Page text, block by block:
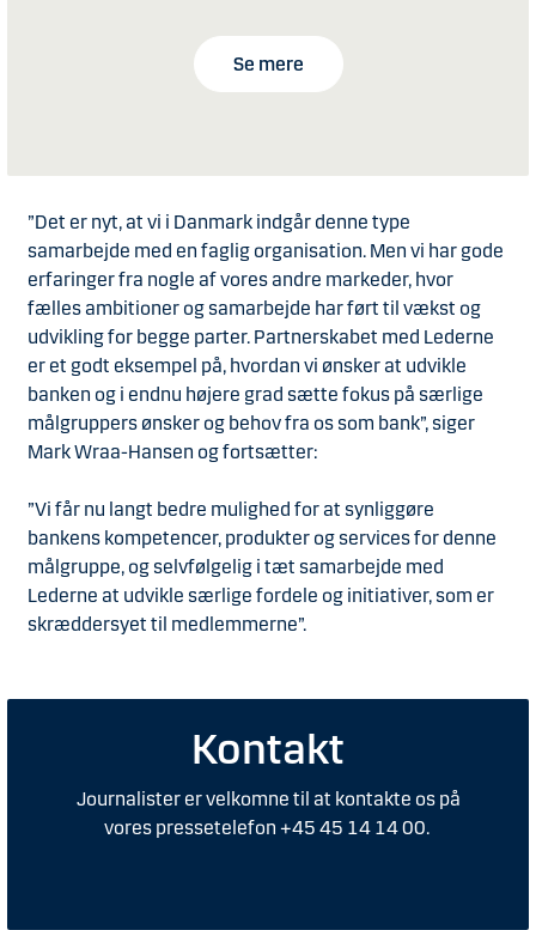
Se mere
”Det er nyt, at vi i Danmark indgår denne type
samarbejde med en faglig organisation. Men vi har gode
erfaringer fra nogle af vores andre markeder, hvor
fælles ambitioner og samarbejde har ført til vækst og
udvikling for begge parter. Partnerskabet med Lederne
er et godt eksempel på, hvordan vi ønsker at udvikle
banken og i endnu højere grad sætte fokus på særlige
målgruppers ønsker og behov fra os som bank”, siger
Mark Wraa-Hansen og fortsætter:
”Vi får nu langt bedre mulighed for at synliggøre
bankens kompetencer, produkter og services for denne
målgruppe, og selvfølgelig i tæt samarbejde med
Lederne at udvikle særlige fordele og initiativer, som er
skræddersyet til medlemmerne”.
Kontakt
Journalister er velkomne til at kontakte os på
vores pressetelefon +45 45 14 14 00.